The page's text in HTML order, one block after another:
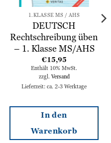
1.KLASSE MS / AHS
DEUTSCH
Rechtschreibung üben
– 1. Klasse MS/AHS
€15,95
Enthält 10% MwSt.
zzgl. Versand
Lieferzeit: ca. 2-3 Werktage
In den
Warenkorb